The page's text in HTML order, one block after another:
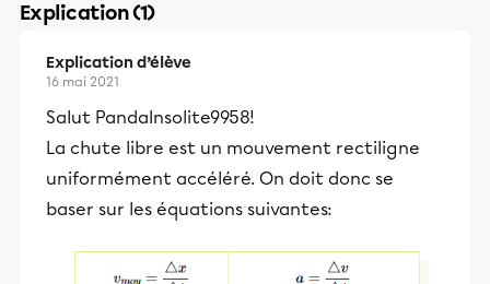
Explication (1)
Explication d’élève
16 mai 2021
Salut PandaInsolite9958!
La chute libre est un mouvement rectiligne
uniformément accéléré. On doit donc se
baser sur les équations suivantes: